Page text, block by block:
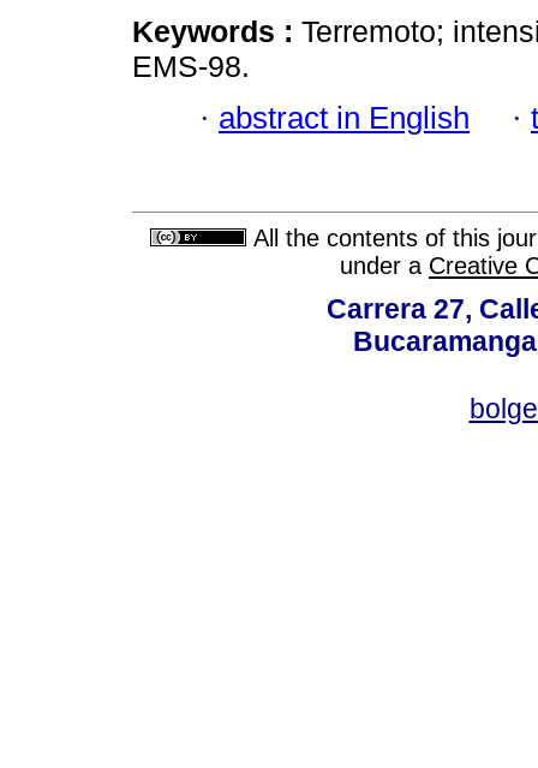
Keywords : Terremoto;
EMS-98.
· abstract in English ·
All the contents of this
under a Creative
Carrera 27,